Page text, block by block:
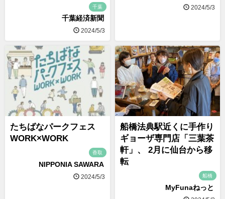
千葉
千葉経済新聞
2024/5/3
2024/5/3
たちばなパークフェス
WORK×WORK
香取
NIPPONIA SAWARA
2024/5/3
船橋法典駅近くに手作り
ギョーザ専門店「三葉茶
軒」、 2月に仙台から移
転
船橋
MyFunaねっと